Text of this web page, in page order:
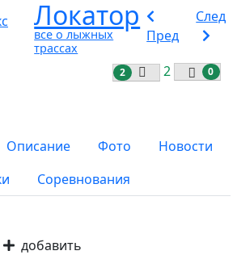
Локатор
все о лыжных
трассах
Пред
След
2 2 0
Описание Фото
Новости
Соревнования
добавить